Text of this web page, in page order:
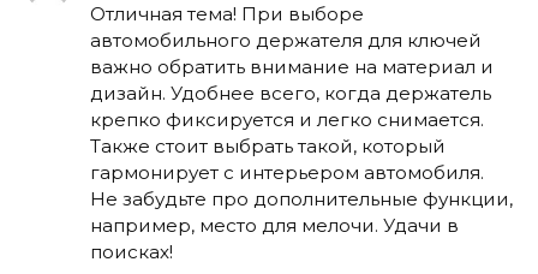
Отличная тема! При выборе
автомобильного держателя для ключей
важно обратить внимание на материал и
дизайн. Удобнее всего, когда держатель
крепко фиксируется и легко снимается.
Также стоит выбрать такой, который
гармонирует с интерьером автомобиля.
Не забудьте про дополнительные функции,
например, место для мелочи. Удачи в
поисках!